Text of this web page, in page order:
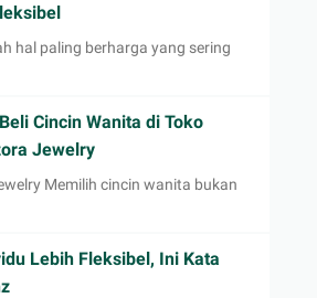
hal paling berharga yang sering
Cincin Wanita di Toko
Jewelry
Memilih cincin wanita bukan
Lebih Fleksibel, Ini Kata